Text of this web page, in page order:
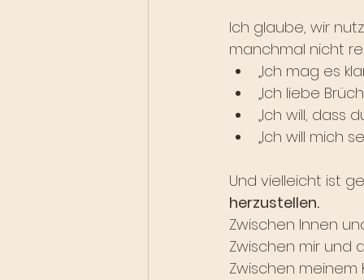
Ich glaube, wir
manchmal nicht
„Ich mag es
„Ich liebe
„Ich will, dass
„Ich will mich
Und vielleicht ist
herzustellen.
Zwischen Innen
Zwischen mir und
Zwischen meinem